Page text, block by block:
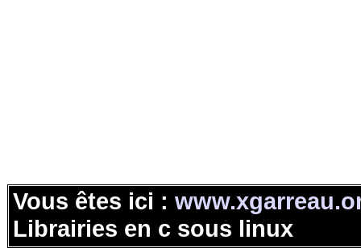
Vous êtes ici :
Librairies en c sous linux